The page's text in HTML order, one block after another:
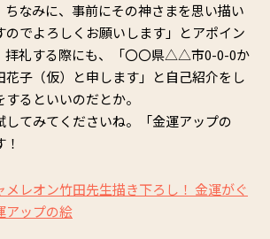
ちなみに、事前にその神さまを思い描い
のでよろしくお願いします」とアポイン
拝礼する際にも、「〇〇県△△市0-0-0か
花子（仮）と申します」と自己紹介をし
るといいのだとか。
してみてくださいね。「金運アップの
メレオン竹田先生描き下ろし！ 金運がぐ
ップの絵